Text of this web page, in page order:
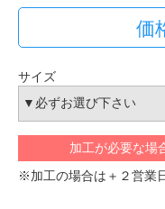
価
サイズ
加工が必要な場
※加工の場合は＋２営業